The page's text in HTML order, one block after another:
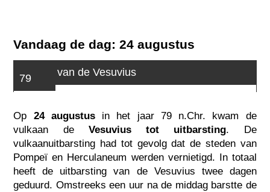
Vandaag de dag: 24 augustus
De dag van de Vesuvius
79
Op 24 augustusin het jaar 79 n.Chr. kwam de
vulkaan de Vesuvius tot uitbarsting. De
vulkaanuitbarsting had tot gevolg dat de steden van
Pompeï en Herculaneum werden vernietigd. In totaal
heeft de uitbarsting van de Vesuvius twee dagen
geduurd. Omstreeks een uur na de middag barstte de